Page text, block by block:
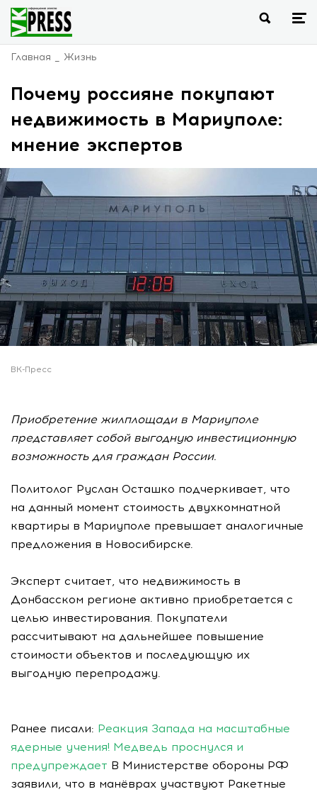
Главная Жизнь
Почему россияне покупают
недвижимость в Мариуполе:
мнение экспертов
ВК-Пресс
Приобретение жилплощади в Мариуполе
представляет собой выгодную инвестиционную
возможность для граждан России.
Политолог Руслан Осташко подчеркивает, что
на данный момент стоимость двухкомнатной
квартиры в Мариуполе превышает аналогичные
предложения в Новосибирске.
Эксперт считает, что недвижимость в
Донбасском регионе активно приобретается с
целью инвестирования. Покупатели
рассчитывают на дальнейшее повышение
стоимости объектов и последующую их
выгодную перепродажу.
Ранее писали: Реакция Запада на масштабные
ядерные учения! Медведь проснулся и
предупреждает В Министерстве обороны РФ
заявили, что в манёврах участвуют Ракетные